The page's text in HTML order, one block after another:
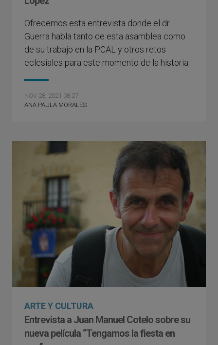
Ofrecemos esta entrevista donde el dr.
Guerra habla tanto de esta asamblea como
de su trabajo en la PCAL y otros retos
eclesiales para este momento de la historia.
NOV 28, 2021 08:27
ANA PAULA MORALES
ARTE Y CULTURA
Entrevista a Juan Manuel Cotelo sobre su
nueva película “Tengamos la fiesta en